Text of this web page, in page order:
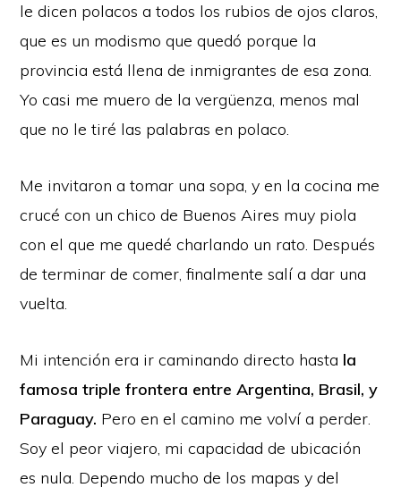
le dicen polacos a todos los rubios de ojos claros,
que es un modismo que quedó porque la
provincia está llena de inmigrantes de esa zona.
Yo casi me muero de la vergüenza, menos mal
que no le tiré las palabras en polaco.
Me invitaron a tomar una sopa, y en la cocina me
crucé con un chico de Buenos Aires muy piola
con el que me quedé charlando un rato. Después
de terminar de comer, finalmente salí a dar una
vuelta.
Mi intención era ir caminando directo hasta la
famosa triple frontera entre Argentina, Brasil, y
Paraguay. Pero en el camino me volví a perder.
Soy el peor viajero, mi capacidad de ubicación
es nula. Dependo mucho de los mapas y del